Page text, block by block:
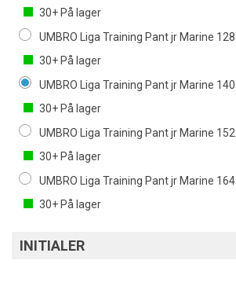
30+ På lager
UMBRO Liga Training Pant jr Marine 128
30+ På lager
UMBRO Liga Training Pant jr Marine 140
30+ På lager
UMBRO Liga Training Pant jr Marine 152
30+ På lager
UMBRO Liga Training Pant jr Marine 164
30+ På lager
INITIALER